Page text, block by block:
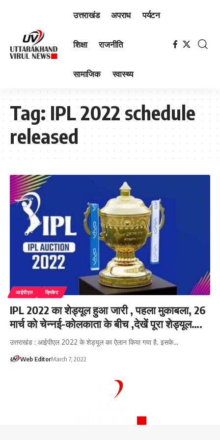
उत्तराखंड अपराध पर्यटन
शिक्षा राजनीति
सामाजिक स्वास्थ्य
Tag:IPL 2022 schedule
released
आईपीएल क्रिकेट
IPL 2022 का शेड्यूल हुआ जारी , पहला मुकाबला, 26
मार्च को चेन्नई-कोलकाता के बीच ,देखें पूरा शेड्यूल….
उत्तराखंड : आईपीएल 2022 के शेड्यूल का ऐलान किया गया है. इसके…
Web EditorMarch 7, 2022